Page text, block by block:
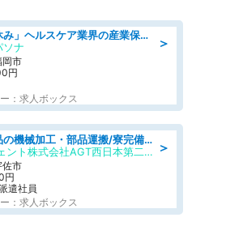
＞
「土日祝休み」ヘルスケア業界の産業保健師/高時給/未経験OK/要資格:保健師、正看護師
ソナ
岡市
円
：求人ボックス
＞
自動車製品の機械加工・部品運搬/寮完備/日払い/工場・製造
UTエージェント株式会社AGT西日本第二CU
佐市
円
遣社員
：求人ボックス